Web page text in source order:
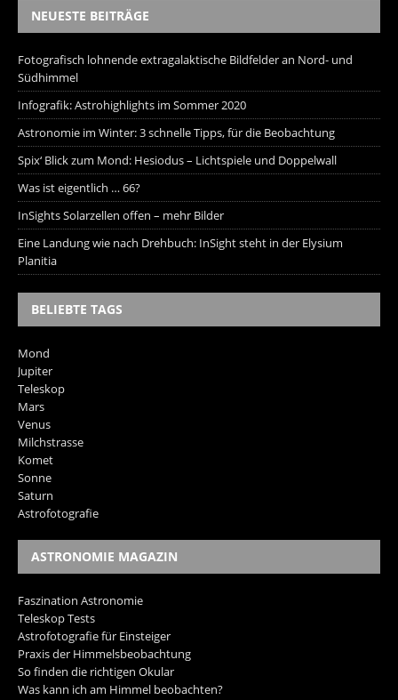
NEUESTE BEITRÄGE
Fotografisch lohnende extragalaktische Bildfelder an Nord- und
Südhimmel
Infografik: Astrohighlights im Sommer 2020
Astronomie im Winter: 3 schnelle Tipps, für die Beobachtung
Spix‘ Blick zum Mond: Hesiodus – Lichtspiele und Doppelwall
Was ist eigentlich … 66?
InSights Solarzellen offen – mehr Bilder
Eine Landung wie nach Drehbuch: InSight steht in der Elysium
Planitia
BELIEBTE TAGS
Mond
Jupiter
Teleskop
Mars
Venus
Milchstrasse
Komet
Sonne
Saturn
Astrofotografie
ASTRONOMIE MAGAZIN
Faszination Astronomie
Teleskop Tests
Astrofotografie für Einsteiger
Praxis der Himmelsbeobachtung
So finden die richtigen Okular
Was kann ich am Himmel beobachten?